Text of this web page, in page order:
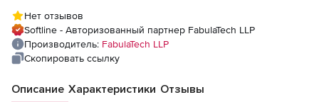
Нет отзывов
Softline - Авторизованный партнер FabulaTech LLP
Производитель: FabulaTech LLP
Скопировать ссылку
Описание Характеристики Отзывы